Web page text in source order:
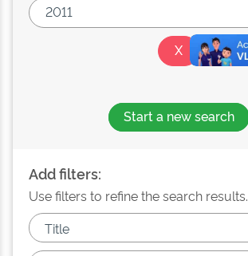
Start a new search
Add filters:
Use filters to refine the search results.